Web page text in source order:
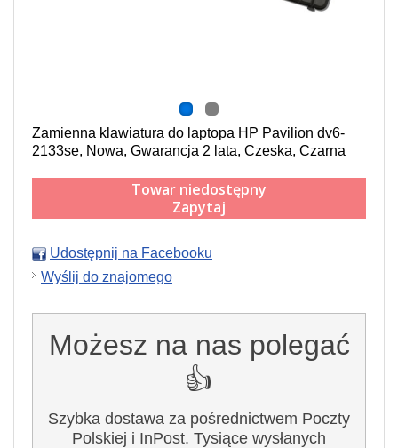
Zamienna klawiatura do laptopa HP Pavilion dv6-
2133se, Nowa, Gwarancja 2 lata, Czeska, Czarna
Towar niedostępny
Zapytaj
Udostępnij na Facebooku
Wyślij do znajomego
Możesz na nas polegać
👍
Szybka dostawa za pośrednictwem Poczty
Polskiej i InPost. Tysiące wysłanych